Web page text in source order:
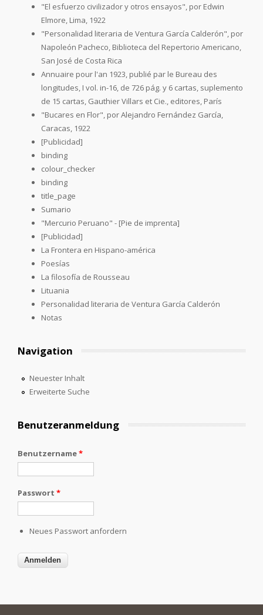
"El esfuerzo civilizador y otros ensayos", por Edwin
Elmore, Lima, 1922
"Personalidad literaria de Ventura García Calderón", por
Napoleón Pacheco, Biblioteca del Repertorio Americano,
San José de Costa Rica
Annuaire pour l'an 1923, publié par le Bureau des
longitudes, I vol. in-16, de 726 pág. y 6 cartas, suplemento
de 15 cartas, Gauthier Villars et Cie., editores, París
"Bucares en Flor", por Alejandro Fernández García,
Caracas, 1922
[Publicidad]
binding
colour_checker
binding
title_page
Sumario
"Mercurio Peruano" - [Pie de imprenta]
[Publicidad]
La Frontera en Hispano-américa
Poesías
La filosofía de Rousseau
Lituania
Personalidad literaria de Ventura García Calderón
Notas
Navigation
Neuester Inhalt
Erweiterte Suche
Benutzeranmeldung
Benutzername*
Passwort *
Neues Passwort anfordern